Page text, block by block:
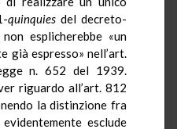
quinquiesdel decreto-
esplicherebbe «un
già espresso» nell’art.
n. 652 del 1939.
riguardo all’art. 812
la distinzione fra
esclude